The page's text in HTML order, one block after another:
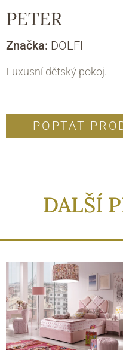
PETER
Značka: DOLFI
Luxusní dětský pokoj.
POPTAT
DALŠÍ